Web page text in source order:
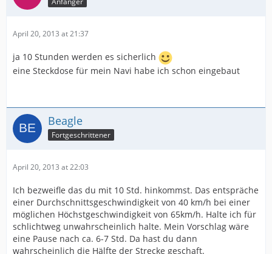
April 20, 2013 at 21:37
ja 10 Stunden werden es sicherlich
eine Steckdose für mein Navi habe ich schon eingebaut
Beagle
Fortgeschrittener
April 20, 2013 at 22:03
Ich bezweifle das du mit 10 Std. hinkommst. Das entspräche
einer Durchschnittsgeschwindigkeit von 40 km/h bei einer
möglichen Höchstgeschwindigkeit von 65km/h. Halte ich für
schlichtweg unwahrscheinlich halte. Mein Vorschlag wäre
eine Pause nach ca. 6-7 Std. Da hast du dann
wahrscheinlich die Hälfte der Strecke geschaft.